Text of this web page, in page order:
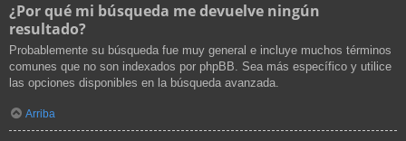
¿Por qué mi búsqueda me devuelve ningún
resultado?
Probablemente su búsqueda fue muy general e incluye muchos términos
comunes que no son indexados por phpBB. Sea más específico y utilice
las opciones disponibles en la búsqueda avanzada.
Arriba